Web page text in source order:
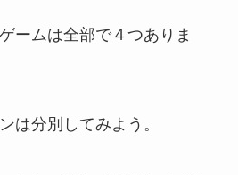
ームは全部で４つありま
は分別してみよう。